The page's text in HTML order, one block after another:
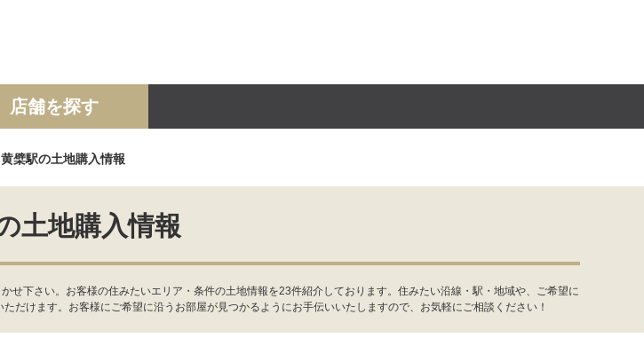
土地
店舗を探す
黄檗駅の土地購入情報
土地購入情報
下さい。お客様の住みたいエリア・条件の土地情報を23件紹介しております。住みたい沿線・駅・地域や、ご希望に
けます。お客様にご希望に沿うお部屋が見つかるようにお手伝いいたしますので、お気軽にご相談ください！